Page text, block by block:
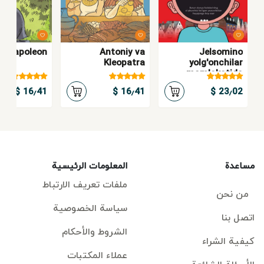
Jelsomino
yolg'onchilar
mamlakatida
23٫02 $
Antoniy va
Kleopatra
16٫41 $
Napoleon
16٫41 $
مساعدة
من نحن
اتصل بنا
كيفية الشراء
المعلومات الرئيسية
ملفات تعريف الارتباط
سياسة الخصوصية
الشروط والأحكام
عملاء المكتبات